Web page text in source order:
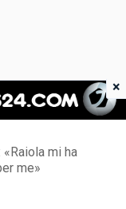
mi ha
me»
×